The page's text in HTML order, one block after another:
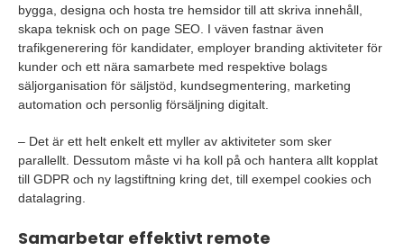
bygga, designa och hosta tre hemsidor till att skriva innehåll,
skapa teknisk och on page SEO. I väven fastnar även
trafikgenerering för kandidater, employer branding aktiviteter för
kunder och ett nära samarbete med respektive bolags
säljorganisation för säljstöd, kundsegmentering, marketing
automation och personlig försäljning digitalt.
– Det är ett helt enkelt ett myller av aktiviteter som sker
parallellt. Dessutom måste vi ha koll på och hantera allt kopplat
till GDPR och ny lagstiftning kring det, till exempel cookies och
datalagring.
Samarbetar effektivt remote